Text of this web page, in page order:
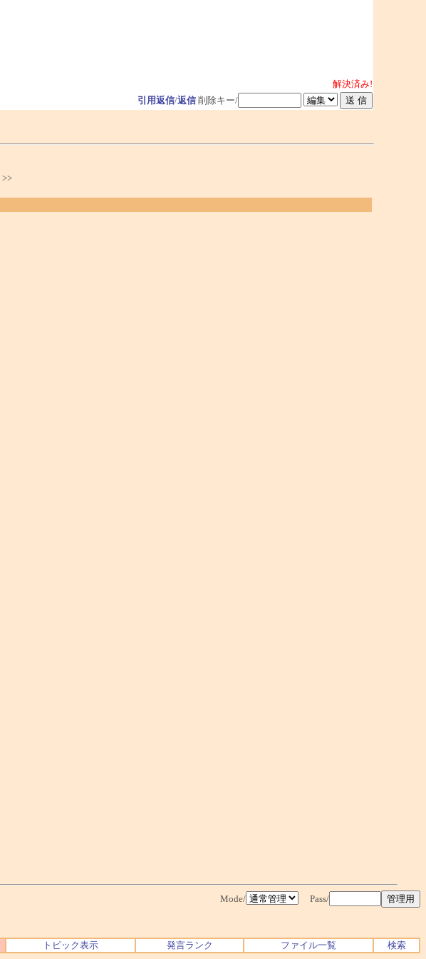
解決済み!
引用返信/返信 削除キー/
>>
Mode/ Pass/
トピック表示 発言ランク ファイル一覧 検索